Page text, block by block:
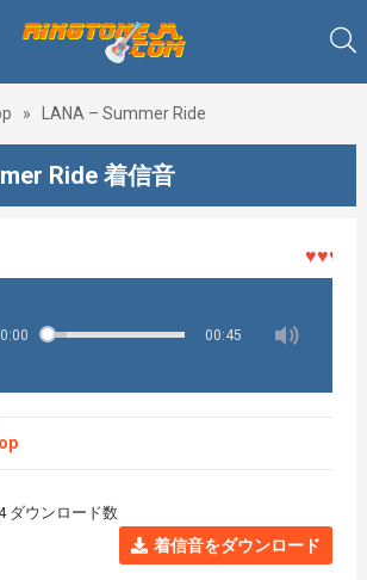
» LANA – Summer Ride
Ride 着信音
♥♥♥着メ
00:45
ダウンロード数
着信音をダウンロード